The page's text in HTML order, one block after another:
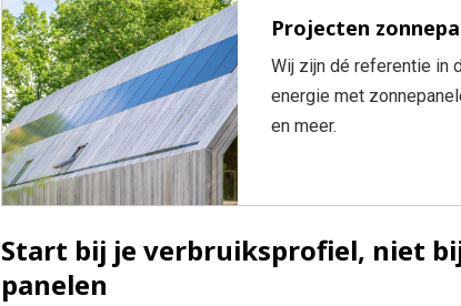
Projecten
Wij zijn dé referentie in
energie met
en meer.
Start bij je verbruiksprofiel, niet
panelen